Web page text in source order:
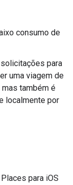
consumo de
para
uma viagem de
também é
localmente por
para iOS